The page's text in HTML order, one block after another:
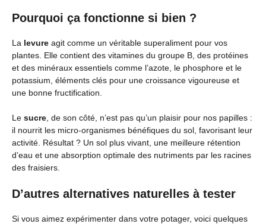
Pourquoi ça fonctionne si bien ?
La levure agit comme un véritable superaliment pour vos
plantes. Elle contient des vitamines du groupe B, des protéines
et des minéraux essentiels comme l’azote, le phosphore et le
potassium, éléments clés pour une croissance vigoureuse et
une bonne fructification.
Le sucre , de son côté, n’est pas qu’un plaisir pour nos papilles :
il nourrit les micro-organismes bénéfiques du sol, favorisant leur
activité. Résultat ? Un sol plus vivant, une meilleure rétention
d’eau et une absorption optimale des nutriments par les racines
des fraisiers.
D’autres alternatives naturelles à tester
Si vous aimez expérimenter dans votre potager, voici quelques